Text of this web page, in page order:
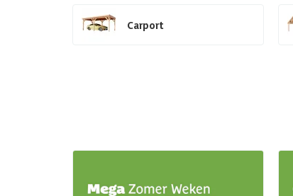
Carport